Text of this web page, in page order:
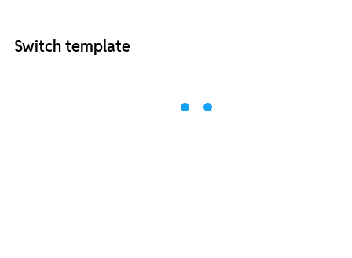
Switch template